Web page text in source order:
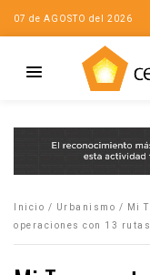
07 de AGOSTO del 2026
Inicio / Urbanismo /
Mi
operaciones con 13 rutas